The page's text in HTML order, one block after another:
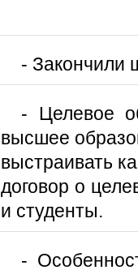
- Закончили
- Целевое
высшее
выстраивать
договор о
и студенты.
-